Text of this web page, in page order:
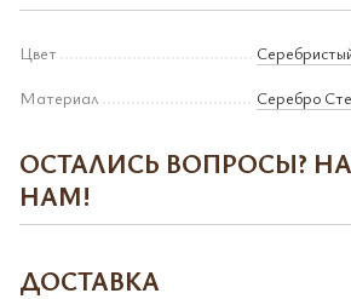
Цвет
Материал
Серебро
ОСТАЛИСЬ ВОПРОСЫ?
НАМ!
ДОСТАВКА